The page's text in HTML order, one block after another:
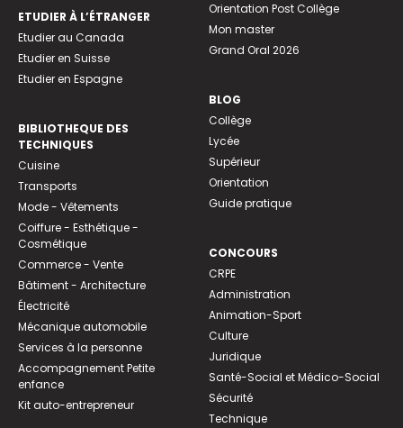
ETUDIER À L’ÉTRANGER
Etudier au Canada
Etudier en Suisse
Etudier en Espagne
BIBLIOTHEQUE DES
TECHNIQUES
Cuisine
Transports
Mode - Vêtements
Coiffure - Esthétique -
Cosmétique
Commerce - Vente
Bâtiment - Architecture
Électricité
Mécanique automobile
Services à la personne
Accompagnement Petite
enfance
Kit auto-entrepreneur
Orientation Post Collège
Mon master
Grand Oral 2026
BLOG
Collège
Lycée
Supérieur
Orientation
Guide pratique
CONCOURS
CRPE
Administration
Animation-Sport
Culture
Juridique
Santé-Social et Médico-Social
Sécurité
Technique